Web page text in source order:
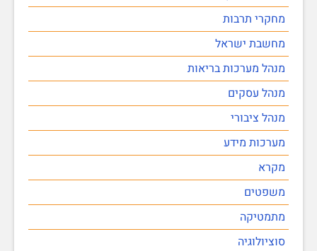
מחקרי תרבות
מחשבת ישראל
מנהל מערכות בריאות
מנהל עסקים
מנהל ציבורי
מערכות מידע
מקרא
משפטים
מתמטיקה
סוציולוגיה